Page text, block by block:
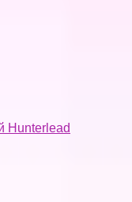
Hunterlead